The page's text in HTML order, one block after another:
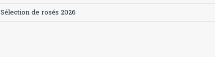
Sélection de rosés 2026